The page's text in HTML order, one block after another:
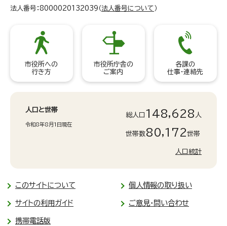
法人番号：8000020132039（ 法人番号について ）
市役所への
行き方
市役所庁舎の
ご案内
各課の
仕事・連絡先
人口と世帯
令和8年8月1日現在
総人口 148,628 人
世帯数80,172世帯
人口統計
このサイトについて 個人情報の取り扱い
サイトの利用ガイド ご意見・問い合わせ
携帯電話版